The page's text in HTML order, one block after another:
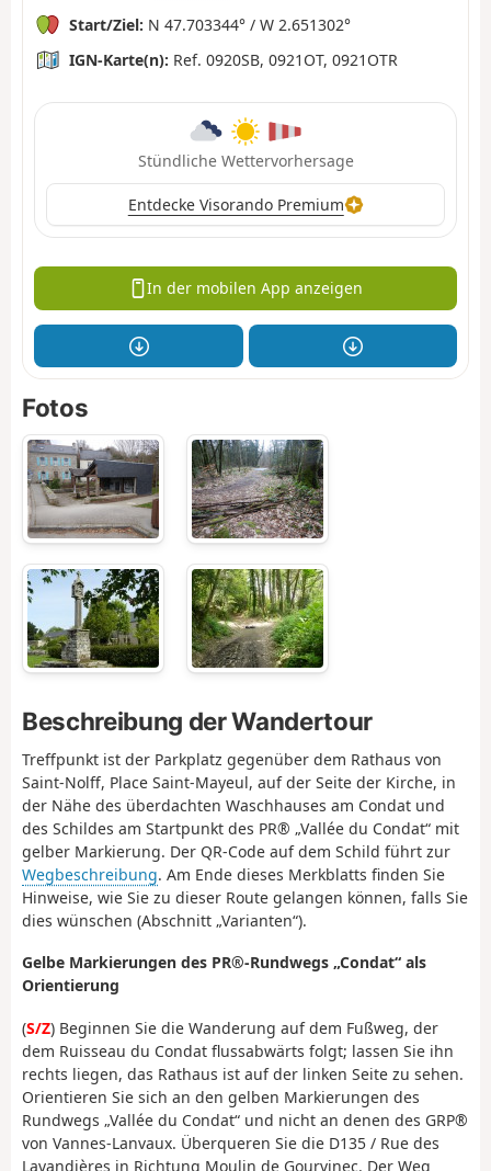
Start/Ziel: N 47.703344° / W 2.651302°
IGN-Karte(n): Ref. 0920SB, 0921OT, 0921OTR
Stündliche Wettervorhersage
Entdecke Visorando Premium
In der mobilen App anzeigen
Fotos
Beschreibung der Wandertour
Treffpunkt ist der Parkplatz gegenüber dem Rathaus von
Saint-Nolff, Place Saint-Mayeul, auf der Seite der Kirche, in
der Nähe des überdachten Waschhauses am Condat und
des Schildes am Startpunkt des PR® „Vallée du Condat“ mit
gelber Markierung. Der QR-Code auf dem Schild führt zur
Wegbeschreibung. Am Ende dieses Merkblatts finden Sie
Hinweise, wie Sie zu dieser Route gelangen können, falls Sie
dies wünschen (Abschnitt „Varianten“).
Gelbe Markierungen des PR®-Rundwegs „Condat“ als
Orientierung
(S/Z) Beginnen Sie die Wanderung auf dem Fußweg, der
dem Ruisseau du Condat flussabwärts folgt; lassen Sie ihn
rechts liegen, das Rathaus ist auf der linken Seite zu sehen.
Orientieren Sie sich an den gelben Markierungen des
Rundwegs „Vallée du Condat“ und nicht an denen des GRP®
von Vannes-Lanvaux. Überqueren Sie die D135 / Rue des
Lavandières in Richtung Moulin de Gourvinec. Der Weg